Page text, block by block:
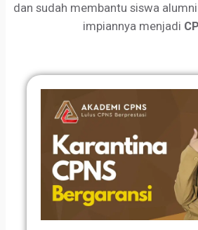
dan sudah membantu siswa
impiannya menjadi